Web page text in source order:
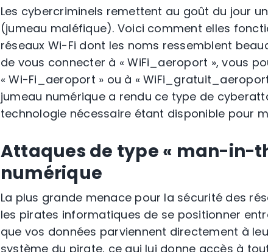
Les cybercriminels remettent au goût du jour
(jumeau maléfique). Voici comment elles
réseaux Wi-Fi dont les noms ressemblent
de vous connecter à « WiFi_aeroport », vous
« Wi-Fi_aeroport » ou à «
jumeau numérique a rendu ce type de
technologie nécessaire étant disponible pour
Attaques de type « man-in-
numérique
La plus grande menace pour la sécurité des
les pirates informatiques de se positionner
que vos données parviennent directement à
système du pirate, ce qui lui donne accès à